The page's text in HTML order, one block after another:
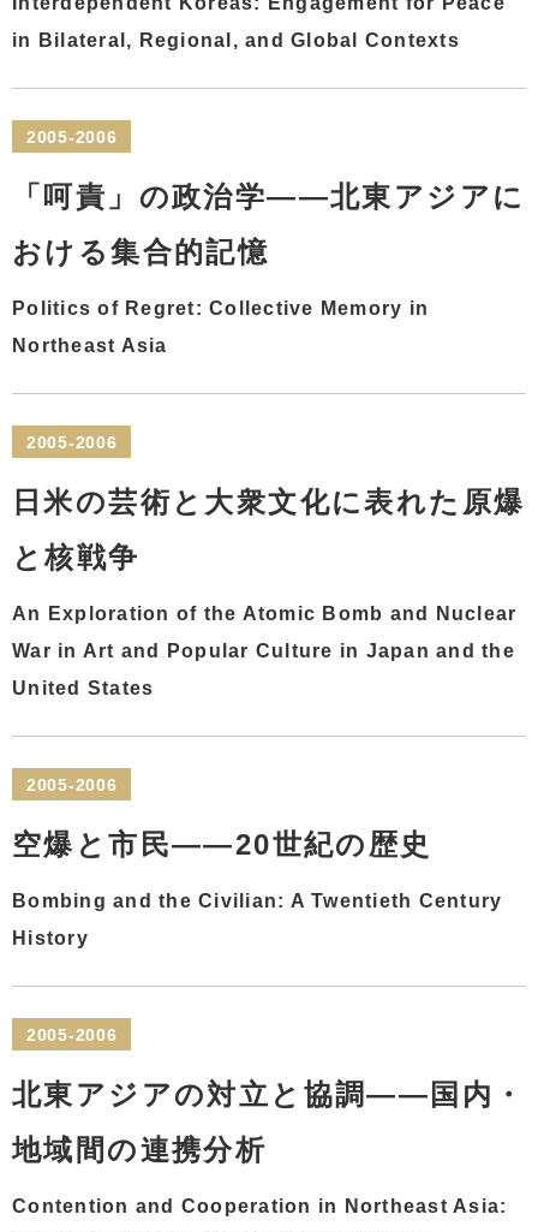
in Bilateral, Regional, and Global Contexts
2005-2006
「呵責」の政治学――北東アジアに
おける集合的記憶
Politics of Regret: Collective Memory in
Northeast Asia
2005-2006
日米の芸術と大衆文化に表れた原爆
と核戦争
An Exploration of the Atomic Bomb and Nuclear
War in Art and Popular Culture in Japan and the
United States
2005-2006
空爆と市民――20世紀の歴史
Bombing and the Civilian: A Twentieth Century
History
2005-2006
北東アジアの対立と協調――国内・
地域間の連携分析
Contention and Cooperation in Northeast Asia: